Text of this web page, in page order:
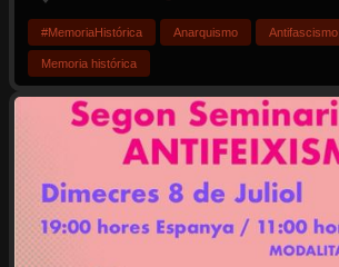
#MemoriaHistórica Anarquismo Antifascismo
Memoria histórica